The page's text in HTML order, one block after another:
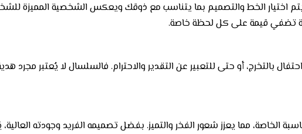
يتم اختيار الخط والتصميم بما يتناسب مع ذوقك ويعكس الشخصية المميزة
تضفي قيمة على كل لحظة خاصة.
بالتخرج، أو حتى للتعبير عن التقدير والاحترام. فالسلسال لا يُعتبر مجرد
مما يعزز شعور الفخر والتميز. بفضل تصميمه الفريد وجودته العالية،